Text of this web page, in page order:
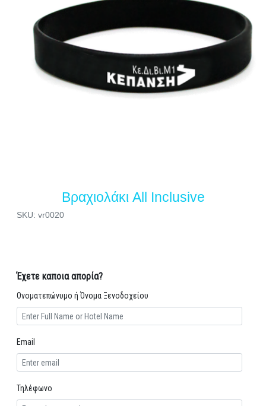
Βραχιολάκι All Inclusive
SKU: vr0020
Έχετε καποια απορία?
Ονοματεπώνυμο ή Όνομα Ξενοδοχείου
Email
Τηλέφωνο